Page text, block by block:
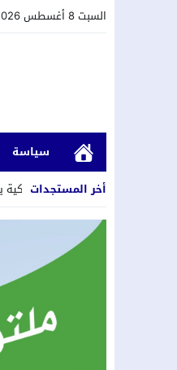
السبت 8 أغسطس 2026 - 16:11 مساءً
سياسة
أخر المستجدات
التقدم والاشتراكية يعزز حضوره